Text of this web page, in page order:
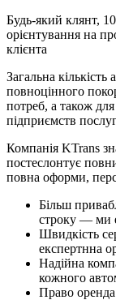
Будь-який клянт,
орієнтування на
клієнта
Загальна
повноцінного
потреб, а також
підприємств
Компанія KTrans
постеслонтує
повна оформи,
Більш
строку — ми
Швидкість
експертнна
Надійна
кожного
Право оренда